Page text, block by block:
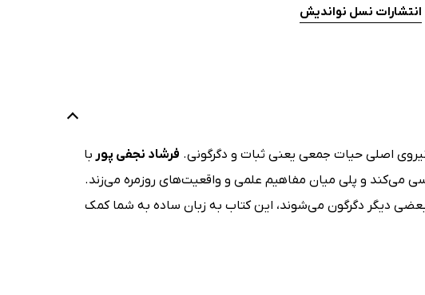
انتشارات نسل نواندیش
اصلی حیات جمعی یعنی ثبات و دگرگونی. فرشاد نجفی‌ پور با
می‌کند و پلی میان مفاهیم علمی و واقعیت‌های روزمره می‌زند.
بعضی دیگر دگرگون می‌شوند، این کتاب به زبان ساده به شما کمک